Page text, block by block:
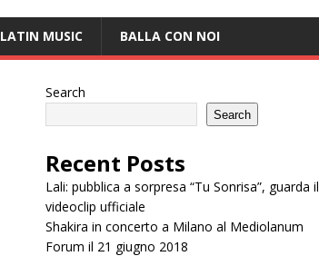
LATIN MUSIC BALLA CON NOI
Search
Search
Recent Posts
Lali: pubblica a sorpresa “Tu Sonrisa”, guarda il
videoclip ufficiale
Shakira in concerto a Milano al Mediolanum
Forum il 21 giugno 2018